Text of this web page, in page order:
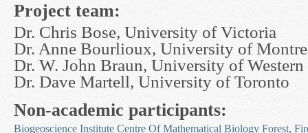
Project team:
Dr. Chris Bose, University of Victoria
Dr. Anne Bourlioux, University of
Dr. W. John Braun, University of
Dr. Dave Martell, University of Toronto
Non-academic participants:
Biogeoscience Institute Centre Of Mathematical Biology Forest,